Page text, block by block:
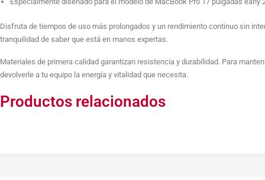
Disfruta de tiempos de uso más prolongados y un rendimiento continuo sin
tranquilidad de saber que está en manos expertas.
Materiales de primera calidad garantizan resistencia y durabilidad. Para
devolverle a tu equipo la energía y vitalidad que necesita.
Productos relacionados